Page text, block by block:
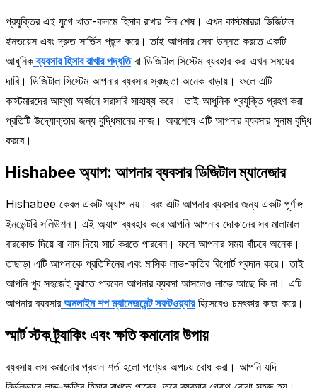
প্রযুক্তির এই যুগে খাতা-কলমে হিসাব রাখার দিন শেষ। এখন কাস্টমাররা ডিজিটাল
ইনভয়েস এবং দ্রুত সার্ভিস পছন্দ করে। তাই আপনার সেবা উন্নত করতে একটি
আধুনিকব্যবসার হিসাব রাখার পদ্ধতিবা ডিজিটাল সিস্টেম ব্যবহার করা এখন সময়ের
দাবি। ডিজিটাল সিস্টেম আপনার ব্যবসার স্বচ্ছতা অনেক বাড়ায়। ফলে এটি
কাস্টমারদের আস্থা অর্জনে সরাসরি সাহায্য করে। তাই আধুনিক প্রযুক্তি গ্রহণ করা
প্রতিটি উদ্যোক্তার জন্য বুদ্ধিমানের কাজ। অবশেষে এটি আপনার ব্যবসার সুনাম বৃদ্ধি
করবে।
Hishabee অ্যাপ: আপনার ব্যবসার ডিজিটাল ম্যানেজার
Hishabee কেবল একটি অ্যাপ নয়। বরং এটি আপনার ব্যবসার জন্য একটি পূর্ণাঙ্গ
ইনভেন্টরি সলিউশন। এই অ্যাপ ব্যবহার করে আপনি আপনার দোকানের সব মালামাল
বারকোড দিয়ে বা নাম দিয়ে সার্চ করতে পারবেন। ফলে আপনার সময় বাঁচবে অনেক।
তাছাড়া এটি আপনাকে প্রতিদিনের এবং মাসিক লাভ-ক্ষতির রিপোর্ট প্রদান করে। তাই
আপনি খুব সহজেই বুঝতে পারবেন আপনার ব্যবসা আসলেও লাভে আছে কি না। এটি
আপনার ব্যবসারঅনলাইন শপ ম্যানেজমেন্ট সফটওয়্যারহিসেবেও চমৎকার কাজ করে।
স্মার্ট স্টক ট্র্যাকিং এবং ক্ষতি কমানোর উপায়
ব্যবসায় লস কমানোর প্রধান শর্ত হলো পণ্যের অপচয় রোধ করা। আপনি যদি